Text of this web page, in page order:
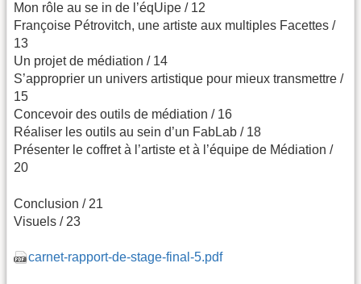
Mon rôle au se in de l’éqUipe / 12
Françoise Pétrovitch, une artiste aux multiples Facettes /
13
Un projet de médiation / 14
S’approprier un univers artistique pour mieux transmettre /
15
Concevoir des outils de médiation / 16
Réaliser les outils au sein d’un FabLab / 18
Présenter le coffret à l’artiste et à l’équipe de Médiation /
20
Conclusion / 21
Visuels / 23
carnet-rapport-de-stage-final-5.pdf